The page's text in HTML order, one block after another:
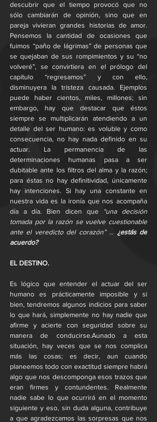
descubrir que el tiempo provocó que no
sólo cambiarán de opinión, sino que en
pareja vivieran grandes historias de amor.
Pensemos la cantidad de ocasiones que
fuimos “paño de lágrimas” de personas que
se quejaban de sus rompimientos y su “no
volveré”, se convirtiera en el prólogo del
capítulo “regresamos” y con ello,
disminuyera la tristeza causada. Ejemplos
puede haber cientos, miles, millones; sin
embargo, hay que destacar que éstos
siempre se multiplicarán atendiendo a un
detalle del ser humano: es voluble y como
consecuencia, no hay nada definido en su
actuar. La permanencia de las
determinaciones humanas pasa a ser
dubitable ante los filtros del alma y la razón;
para éstas no hay definitividad, únicamente
hay intenciones. Si hay una constante en
nuestra vida es la ironía que nos acompaña
día a día. Bien dicen que
“una decisión
tomada por la razón se vuelve cuestionable
ante el veredicto del corazón” … ¿estás de
acuerdo?
EL DESTINO.
Es lógico que entender el actuar del ser
humano es prácticamente imposible y si
bien, tendremos algunos indicios para saber
lo que hará, simplemente no hay nadie que
afirme y acierte con seguridad sobre su
manera de conducirse.Aunado a esta
situación, hay veces que se nos complica
más las cosas; es decir, aun cuando
planeemos todo con exactitud siempre habrá
algo que nos descomponga esos trazos que
eran firmes y contundentes. Realmente
nadie sabe lo que ocurrirá en el momento
siguiente y eso, sin duda alguna, contribuye
a que agradezcamos las sorpresas que nos